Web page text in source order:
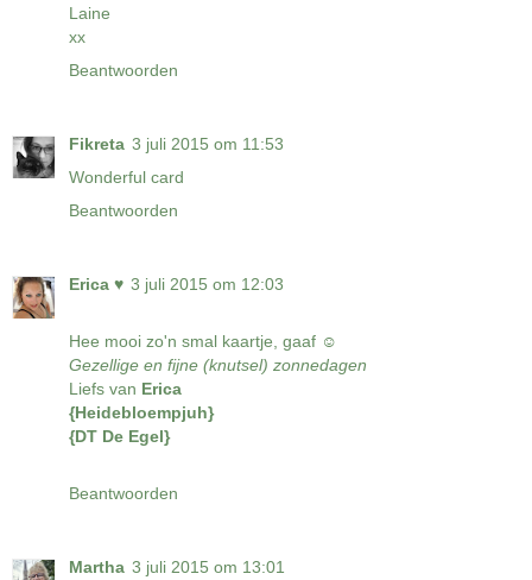
Laine
xx
Beantwoorden
Fikreta 3 juli 2015 om 11:53
Wonderful card
Beantwoorden
Erica ♥ 3 juli 2015 om 12:03
Hee mooi zo'n smal kaartje, gaaf ☺
Gezellige en fijne (knutsel) zonnedagen
Liefs van Erica
{Heidebloempjuh}
{DT De Egel}
Beantwoorden
Martha 3 juli 2015 om 13:01